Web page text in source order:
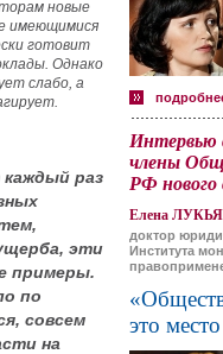
новые
имеющимися
готовит
Однако
слабо, а
раз
эти
примеры.
по
совсем
на
Интервью
члены
РФ нового
Елена
доктор
Института
это